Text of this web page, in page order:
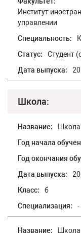
Институт
управлении
Специальность:
Статус:
Студент
Дата выпуска:
Школа:
Название:
Год начала
Год окончания
Дата выпуска:
Класс:
б
Специализация:
-
Название: